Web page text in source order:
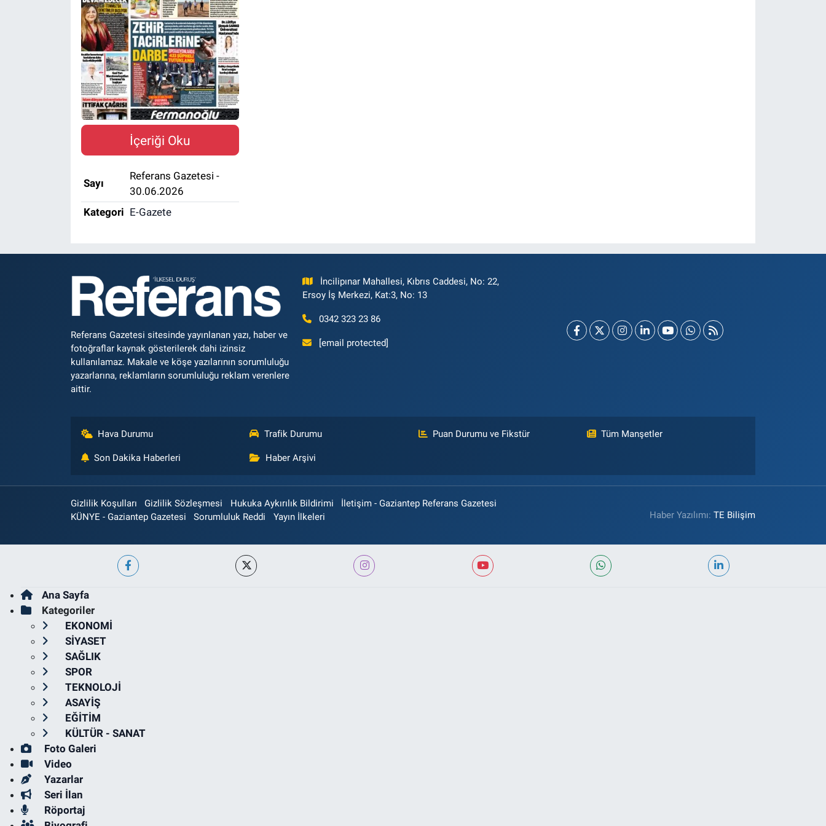
İçeriği Oku
Sayı
Referans Gazetesi -
30.06.2026
Kategori E-Gazete
Referans Gazetesi sitesinde yayınlanan yazı, haber ve
fotoğraflar kaynak gösterilerek dahi izinsiz
kullanılamaz. Makale ve köşe yazılarının sorumluluğu
yazarlarına, reklamların sorumluluğu reklam verenlere
aittir.
İncilipınar Mahallesi, Kıbrıs Caddesi, No: 22,
Ersoy İş Merkezi, Kat:3, No: 13
0342 323 23 86
[email protected]
Hava Durumu Trafik Durumu Puan Durumu ve Fikstür Tüm Manşetler
Son Dakika Haberleri Haber Arşivi
Gizlilik Koşulları Gizlilik Sözleşmesi Hukuka Aykırılık Bildirimi
İletişim - Gaziantep Referans Gazetesi
KÜNYE - Gaziantep Gazetesi
Sorumluluk Reddi Yayın İlkeleri Haber Yazılımı:TE Bilişim
Ana Sayfa
Kategoriler
EKONOMİ
SİYASET
SAĞLIK
SPOR
TEKNOLOJİ
ASAYİŞ
EĞİTİM
KÜLTÜR - SANAT
Foto Galeri
Video
Yazarlar
Seri İlan
Röportaj